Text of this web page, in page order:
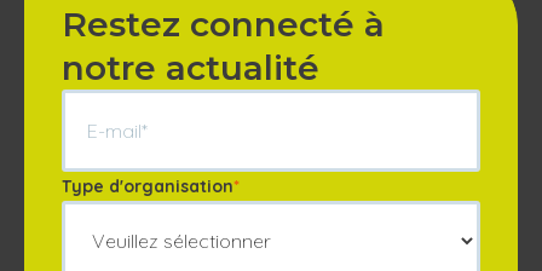
A partir de tous ces éléments votre politique de
mobilité sera justifiée et prouvée. La faire accepter
sera donc plus simple.
Restez connecté à
notre actualité
Type d'organisation*